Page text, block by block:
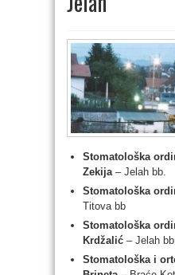
Stomatološka
Zekija – Jelah bb.
Stomatološka
Titova bb
Stomatološka
Krdžalić – Jelah bb
Stomatološka i